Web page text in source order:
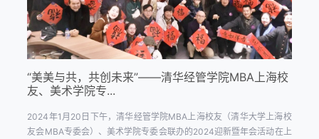
“美美与共，共创未来”——清华经管学院MBA上海校
友、美术学院专...
2024年1月20日下午，清华经管学院MBA上海校友（清华大学上海校
友会MBA专委会）、美术学院专委会联办的2024迎新暨年会活动在上